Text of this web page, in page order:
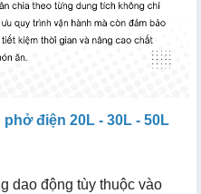
điện 20L - 30L - 50L
dao động tùy thuộc vào